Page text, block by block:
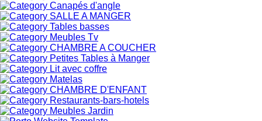
Canapés d'angle
SALLE A MANGER
Tables basses
Meubles Tv
CHAMBRE A COUCHER
Petites Tables à Manger
Lit avec coffre
Matelas
CHAMBRE D'ENFANT
Restaurants-bars-hotels
Meubles Jardin